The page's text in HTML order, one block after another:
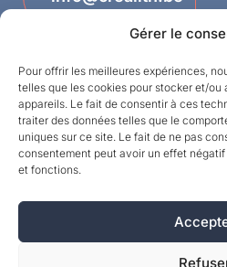
Gérer le
Pour offrir les meilleures expériences,
telles que les cookies pour stocker et/
appareils. Le fait de consentir à ces
traiter des données telles que le
uniques sur ce site. Le fait de ne pas
consentement peut avoir un effet
et fonctions.
©MPI 2026 – Crealith is
handelsmerk van Mineral
Designed by